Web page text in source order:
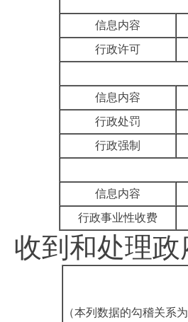
信息内容
行政许可
信息内容
行政处罚
行政强制
信息内容
行政事业性收费
收到和处理
（本列数据的勾稽关系